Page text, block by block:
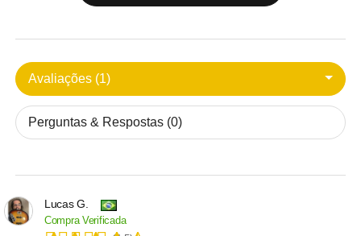
Avaliações (1)
Perguntas & Respostas (0)
Lucas G.
Compra Verificada